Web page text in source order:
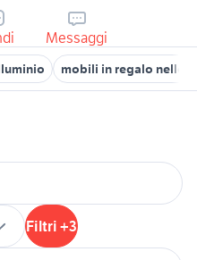
Messaggi
mobili in regalo nelle
Filtri +3